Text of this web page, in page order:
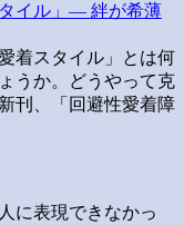
イル」― 絆が希薄
着スタイル」とは何
うか。どうやって克
刊、「回避性愛着障
に表現できなかっ